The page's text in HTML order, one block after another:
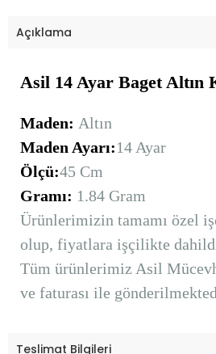
Açıklama
Asil 14 Ayar Baget Altın
Maden: Altın
Maden Ayarı:14 Ayar
Ölçü:45 Cm
Gramı: 1.84 Gram
Ürünlerimizin tamamı özel
olup, fiyatlara işçilikte
Tüm ürünlerimiz Asil
ve faturası ile
Teslimat Bilgileri